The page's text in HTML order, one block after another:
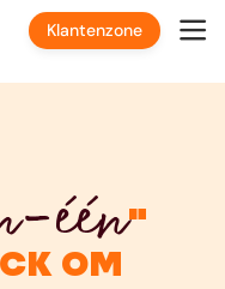
Klantenzone
één"
om